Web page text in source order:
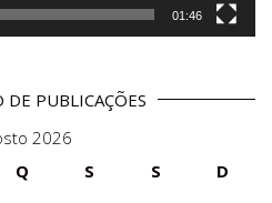
01:46
DE PUBLICAÇÕES
2026
Q S S
D